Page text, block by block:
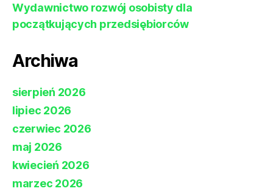
Wydawnictwo rozwój osobisty dla
początkujących przedsiębiorców
Archiwa
sierpień 2026
lipiec 2026
czerwiec 2026
maj 2026
kwiecień 2026
marzec 2026